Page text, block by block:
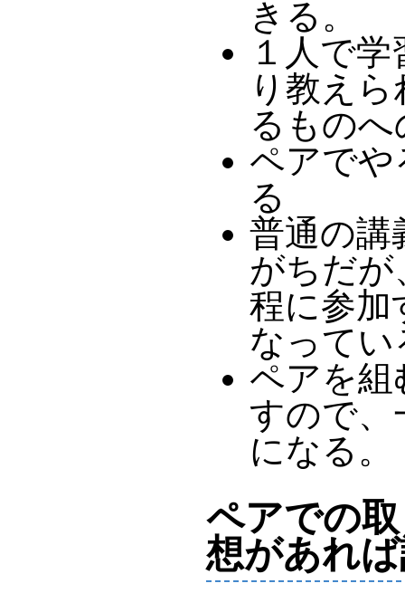
きる。
１人で
り教え
るもの
ペアでや
る
普通の講
がちだが
程に参加
なって
ペアを組
すので、
になる。
ペアでの
想があれ